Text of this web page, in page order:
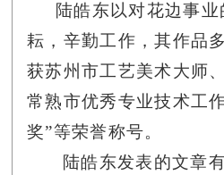
陆皓东以对花边事
耘，辛勤工作，其作品
获苏州市工艺美术大师
常熟市优秀专业技术工
奖”等荣誉称号。
陆皓东发表的文章有